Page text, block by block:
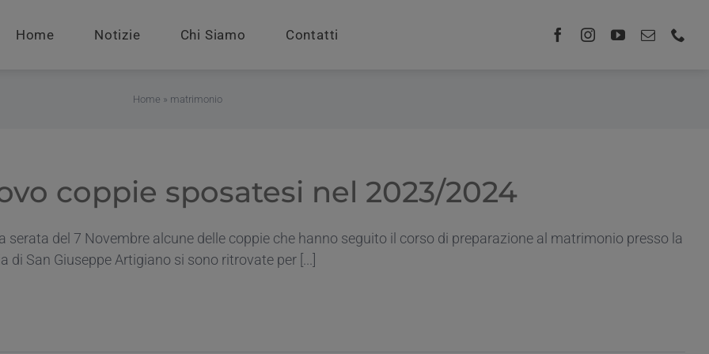
Home Notizie Chi Siamo Contatti
Home » matrimonio
coppie sposatesi nel 2023/2024
serata del 7 Novembre alcune delle coppie che hanno seguito il corso di preparazione al matrimonio presso la
di San Giuseppe Artigiano si sono ritrovate per [...]